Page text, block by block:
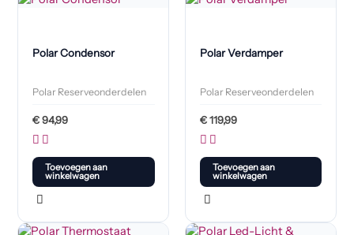
Polar Condensor
Polar Reserveonderdelen
€94,99
Toevoegen aan
winkelwagen
Polar Verdamper
Polar Reserveonderdelen
€119,99
Toevoegen aan
winkelwagen